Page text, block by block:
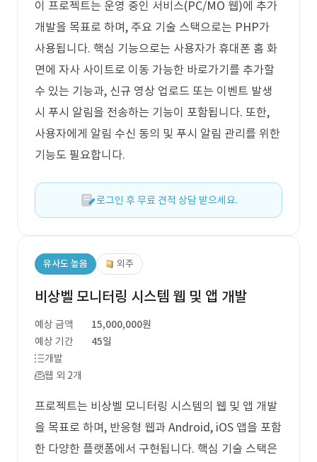
이 프로젝트는 운영 중인 서비스(PC/MO 웹)에 추가
개발을 목표로 하며, 주요 기술 스택으로는 PHP가
사용됩니다. 핵심 기능으로는 사용자가 휴대폰 홈 화
면에 자사 사이트로 이동 가능한 바로가기를 추가할
수 있는 기능과, 신규 영상 업로드 또는 이벤트 발생
시 푸시 알림을 전송하는 기능이 포함됩니다. 또한,
사용자에게 알림 수신 동의 및 푸시 알림 관리를 위한
기능도 필요합니다.
로그인 후 무료 견적 상담 받으세요.
유사도 높음 외주
비상벨 모니터링 시스템 웹 및 앱 개발
예상 금액
15,000,000원
예상 기간
45일
개발
웹 외 2개
프로젝트는 비상벨 모니터링 시스템의 웹 및 앱 개발
을 목표로 하며, 반응형 웹과 Android, iOS 앱을 포함
한 다양한 플랫폼에서 구현됩니다. 핵심 기술 스택은